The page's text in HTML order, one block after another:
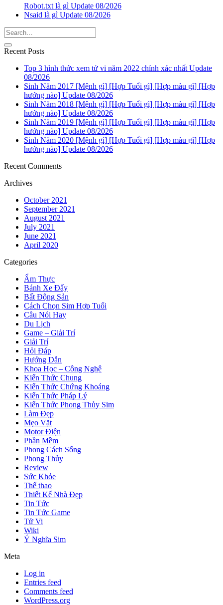
Robot.txt là gì Update 08/2026
Nsaid là gì Update 08/2026
Recent Posts
Top 3 hình thức xem tử vi năm 2022 chính xác nhất Update
08/2026
Sinh Năm 2017 [Mệnh gì] [Hợp Tuổi gì] [Hợp màu gì] [Hợp
hướng nào] Update 08/2026
Sinh Năm 2018 [Mệnh gì] [Hợp Tuổi gì] [Hợp màu gì] [Hợp
hướng nào] Update 08/2026
Sinh Năm 2019 [Mệnh gì] [Hợp Tuổi gì] [Hợp màu gì] [Hợp
hướng nào] Update 08/2026
Sinh Năm 2020 [Mệnh gì] [Hợp Tuổi gì] [Hợp màu gì] [Hợp
hướng nào] Update 08/2026
Recent Comments
Archives
October 2021
September 2021
August 2021
July 2021
June 2021
April 2020
Categories
Ẩm Thực
Bánh Xe Đẩy
Bất Động Sản
Cách Chọn Sim Hợp Tuổi
Câu Nói Hay
Du Lịch
Game – Giải Trí
Giải Trí
Hỏi Đáp
Hướng Dẫn
Khoa Học – Công Nghệ
Kiến Thức Chung
Kiến Thức Chứng Khoáng
Kiến Thức Pháp Lý
Kiến Thức Phong Thủy Sim
Làm Đẹp
Mẹo Vặt
Motor Điện
Phần Mềm
Phong Cách Sống
Phong Thủy
Review
Sức Khỏe
Thể thao
Thiết Kế Nhà Đẹp
Tin Tức
Tin Tức Game
Tử Vi
Wiki
Ý Nghĩa Sim
Meta
Log in
Entries feed
Comments feed
WordPress.org